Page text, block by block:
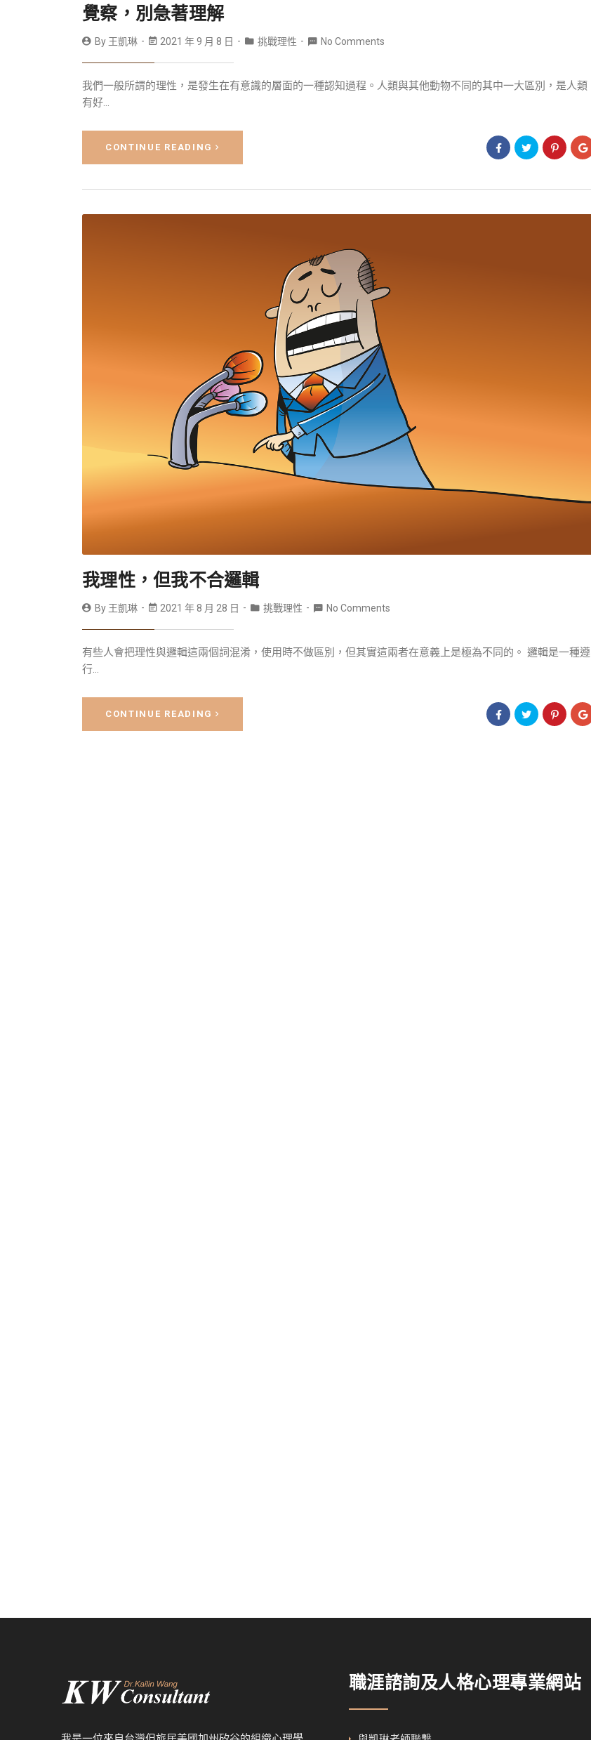
覺察，別急著理解
By 王凱琳 2021 年 9 月 8 日 挑戰理性 No Comments
我們一般所謂的理性，是發生在有意識的層面的一種認知過程。人類與其他動物不同的其中一大區別，是人類
有好...
CONTINUE READING
我理性，但我不合邏輯
By 王凱琳 2021 年 8 月 28 日 挑戰理性 No Comments
有些人會把理性與邏輯這兩個詞混淆，使用時不做區別，但其實這兩者在意義上是極為不同的。 邏輯是一種遵
行...
CONTINUE READING
職涯諮詢及人格心理專業網站